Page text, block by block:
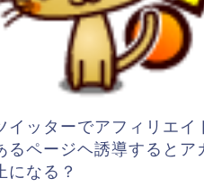
イッターでアフィリエイ
るページヘ誘導するとア
になる？